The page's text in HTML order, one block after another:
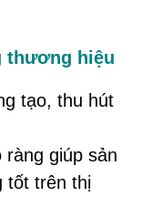
thương hiệu
tạo, thu hút
ràng giúp sản
tốt trên thị